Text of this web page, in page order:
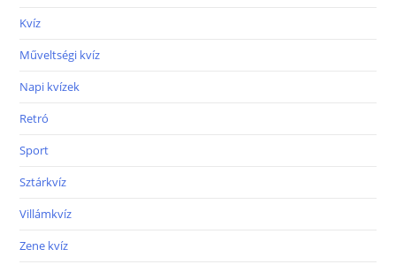
Kvíz
Műveltségi kvíz
Napi kvízek
Retró
Sport
Sztárkvíz
Villámkvíz
Zene kvíz